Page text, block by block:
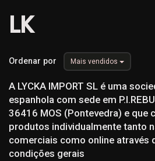
LK
Ordenar por Mais vendidos
A LYCKA IMPORT SL é uma
espanhola com sede em
36416 MOS (Pontevedra) e que
produtos individualmente tanto
comerciais como online através
condições gerais